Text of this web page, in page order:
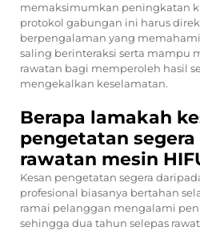
memaksimumkan peningkatan
protokol gabungan ini harus
berpengalaman yang
saling berinteraksi serta mampu
rawatan bagi memperoleh hasil
mengekalkan keselamatan.
Berapa lamakah
pengetatan segera
rawatan mesin
Kesan pengetatan segera
profesional biasanya bertahan
ramai pelanggan mengalami
sehingga dua tahun selepas